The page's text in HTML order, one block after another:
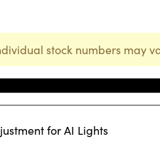
stock numbers may
for AI Lights